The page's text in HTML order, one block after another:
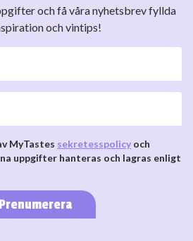
och få våra nyhetsbrev fyllda
och vintips!
MyTastes sekretesspolicy och
uppgifter hanteras och lagras enligt
Prenumerera